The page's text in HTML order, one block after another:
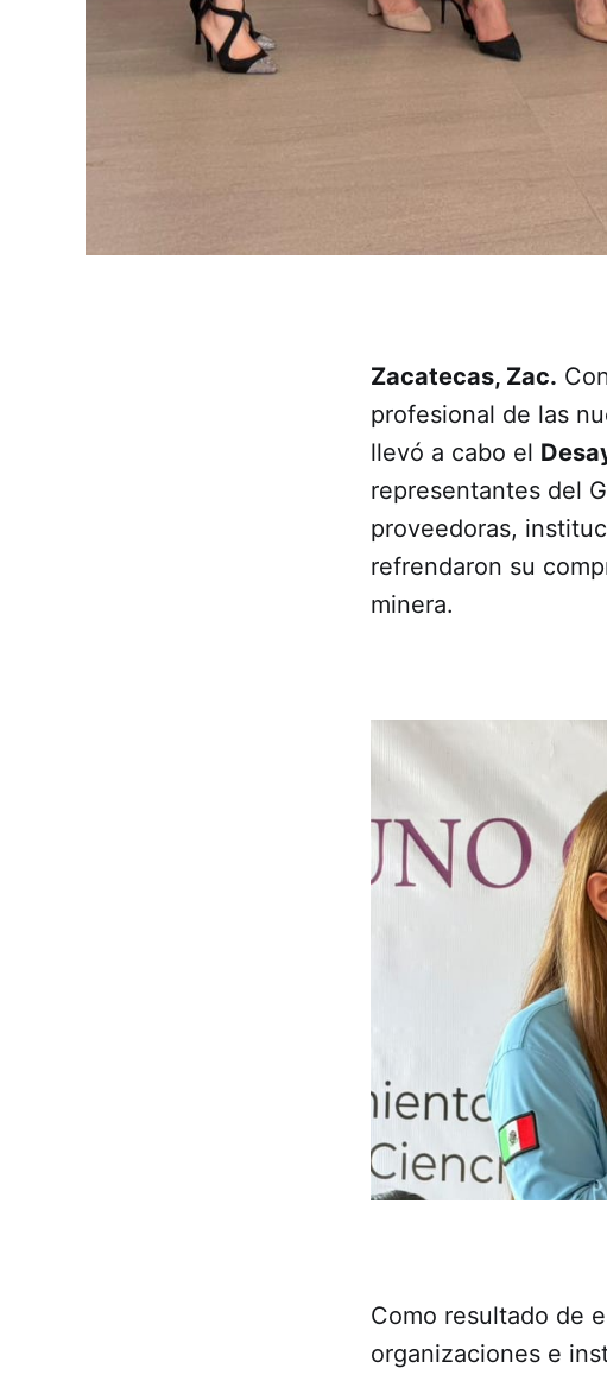
Zacatecas, Zac.
profesional de las
llevó a cabo el
representantes del
proveedoras,
refrendaron su
minera.
Como resultado de
organizaciones e